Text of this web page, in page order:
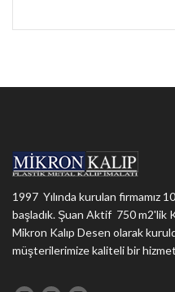
1997 Yılında kurulan firmamız
başladık. Şuan Aktif 750 m2'lik
Mikron Kalıp Desen olarak
müşterilerimize kaliteli bir